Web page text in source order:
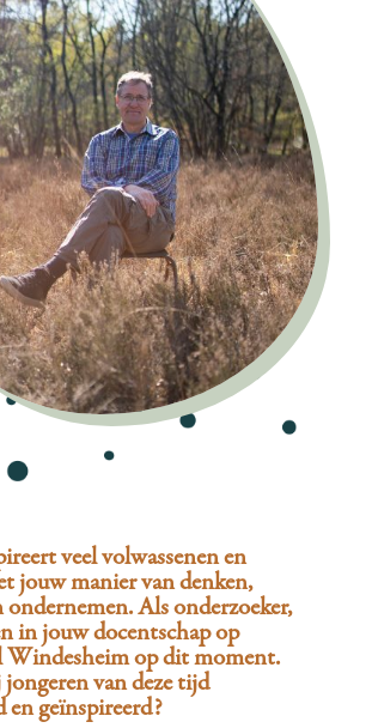
veel volwassenen en
jouw manier van denken,
ondernemen. Als onderzoeker,
in jouw docentschap op
Windesheim op dit moment.
van deze tijd
en geïnspireerd?